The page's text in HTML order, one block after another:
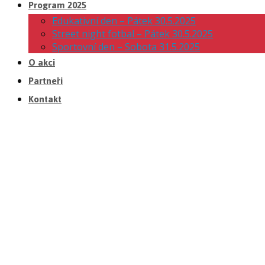
Program 2025
Edukativní den – Pátek 30.5.2025
Street night fotbal – Pátek 30.5.2025
Sportovní den – Sobota 31.5.2025
O akci
Partneři
Kontakt